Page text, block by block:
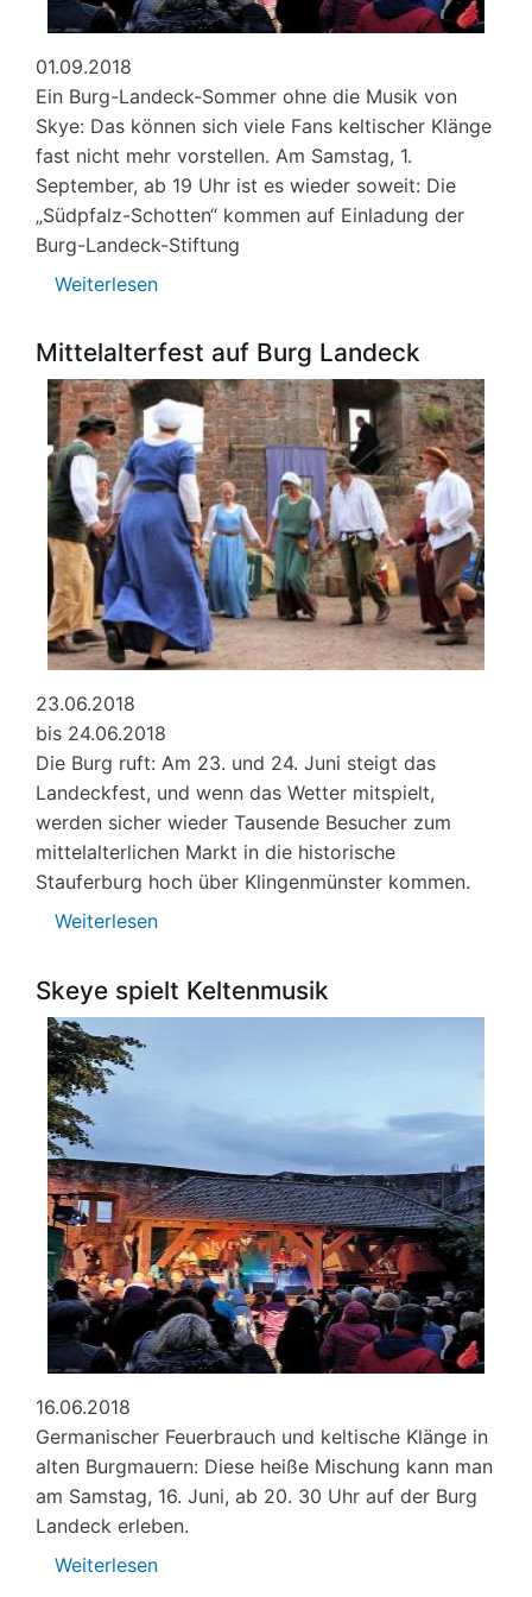
01.09.2018
Ein Burg-Landeck-Sommer ohne die Musik von
Skye: Das können sich viele Fans keltischer Klänge
fast nicht mehr vorstellen. Am Samstag, 1.
September, ab 19 Uhr ist es wieder soweit: Die
„Südpfalz-Schotten“ kommen auf Einladung der
Burg-Landeck-Stiftung
Weiterlesen
Schotten
Burgmauern
Mittelalterfest auf Burg Landeck
23.06.2018
bis 24.06.2018
Die Burg ruft: Am 23. und 24. Juni steigt das
Landeckfest, und wenn das Wetter mitspielt,
werden sicher wieder Tausende Besucher zum
mittelalterlichen Markt in die historische
Stauferburg hoch über Klingenmünster kommen.
Weiterlesen
auf
Skeye spielt Keltenmusik
16.06.2018
Germanischer Feuerbrauch und keltische Klänge in
alten Burgmauern: Diese heiße Mischung kann man
am Samstag, 16. Juni, ab 20. 30 Uhr auf der Burg
Landeck erleben.
Weiterlesen